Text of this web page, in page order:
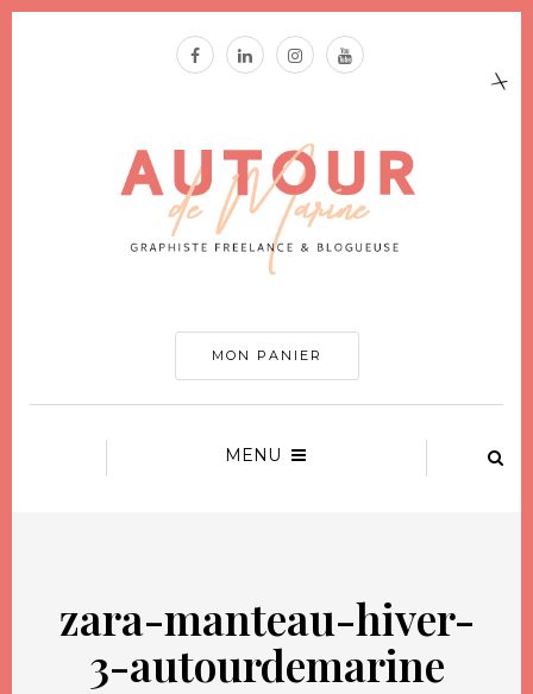
MON PANIER
MENU
zara-manteau-hiver-
3-autourdemarine